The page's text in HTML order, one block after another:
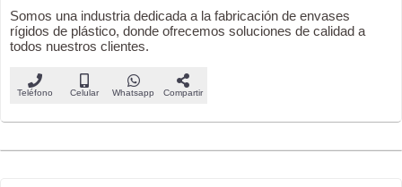
Somos una industria dedicada a la fabricación de envases
rígidos de plástico, donde ofrecemos soluciones de calidad a
todos nuestros clientes.
Teléfono Celular Whatsapp Compartir